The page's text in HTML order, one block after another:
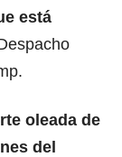
está
oleada de
del